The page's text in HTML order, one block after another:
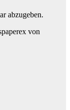
abzugeben.
von